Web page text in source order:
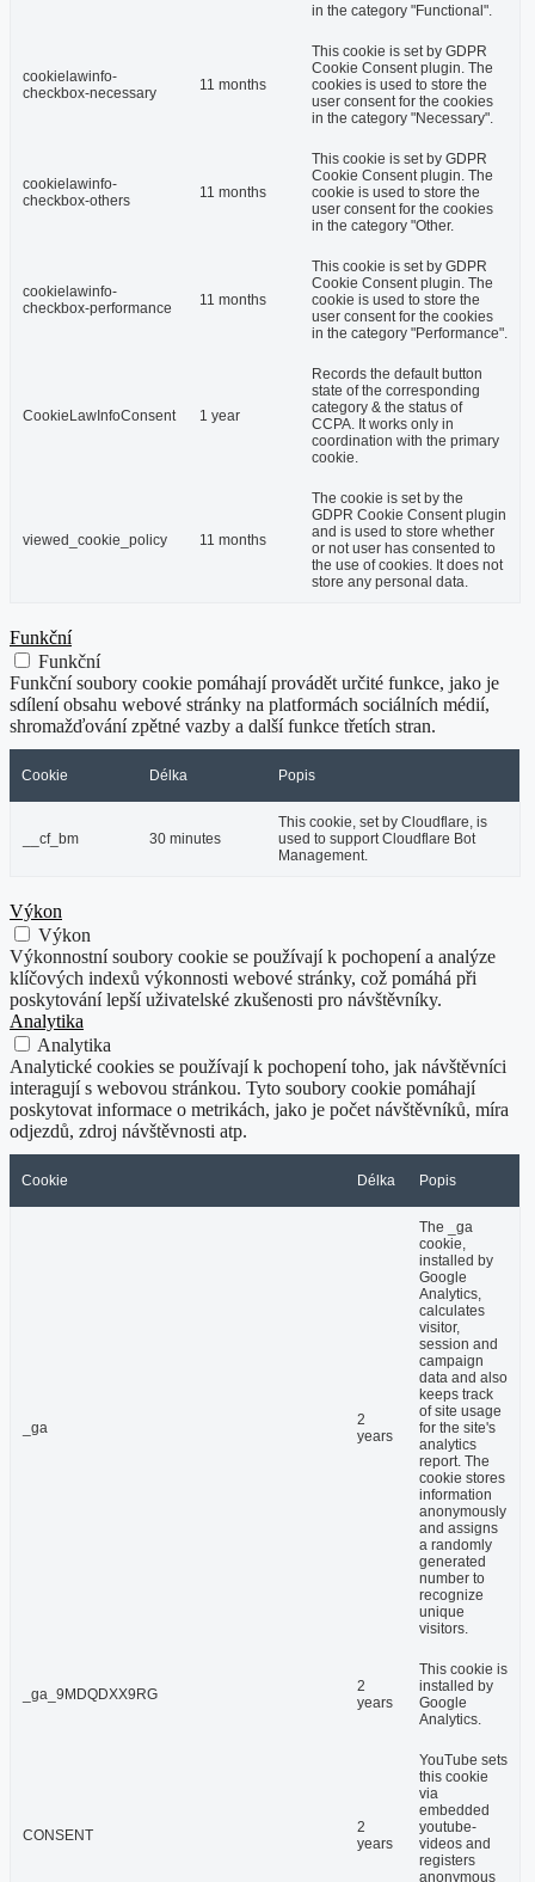
in the category "Functional".
cookielawinfo-
checkbox-necessary
11 months
This cookie is set by GDPR
Cookie Consent plugin. The
cookies is used to store the
user consent for the cookies
in the category "Necessary".
cookielawinfo-
checkbox-others
11 months
This cookie is set by GDPR
Cookie Consent plugin. The
cookie is used to store the
user consent for the cookies
in the category "Other.
cookielawinfo-
checkbox-performance
11 months
This cookie is set by GDPR
Cookie Consent plugin. The
cookie is used to store the
user consent for the cookies
in the category "Performance".
CookieLawInfoConsent 1 year
Records the default button
state of the corresponding
category & the status of
CCPA. It works only in
coordination with the primary
cookie.
viewed_cookie_policy 11 months
The cookie is set by the
GDPR Cookie Consent plugin
and is used to store whether
or not user has consented to
the use of cookies. It does not
store any personal data.
Funkční
Funkční
Funkční soubory cookie pomáhají provádět určité funkce, jako je
sdílení obsahu webové stránky na platformách sociálních médií,
shromažďování zpětné vazby a další funkce třetích stran.
Cookie Délka Popis
__cf_bm 30 minutes
This cookie, set by Cloudflare, is
used to support Cloudflare Bot
Management.
Výkon
Výkon
Výkonnostní soubory cookie se používají k pochopení a analýze
klíčových indexů výkonnosti webové stránky, což pomáhá při
poskytování lepší uživatelské zkušenosti pro návštěvníky.
Analytika
Analytika
Analytické cookies se používají k pochopení toho, jak návštěvníci
interagují s webovou stránkou. Tyto soubory cookie pomáhají
poskytovat informace o metrikách, jako je počet návštěvníků, míra
odjezdů, zdroj návštěvnosti atp.
Cookie Délka Popis
_ga
2
years
The _ga
cookie,
installed by
Google
Analytics,
calculates
visitor,
session and
campaign
data and also
keeps track
of site usage
for the site's
analytics
report. The
cookie stores
information
anonymously
and assigns
a randomly
generated
number to
recognize
unique
visitors.
_ga_9MDQDXX9RG
2
years
This cookie is
installed by
Google
Analytics.
CONSENT
2
years
YouTube sets
this cookie
via
embedded
youtube-
videos and
registers
anonymous